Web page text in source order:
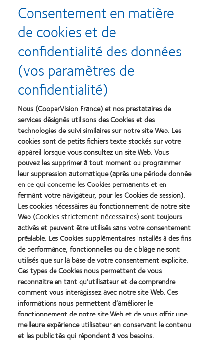
Si j'ai une grande quantité de stock inutilisé à retourner,
comment dois-je procéder ? Malheureusement, nous ne
sommes pas en mesure d'accepter les retours dans ce cas.
REGLEMENTAIRE
Combien de temps le marquage CE sera-t-il valable et
couvrira nos produits après leur arrêt le 31 octobre 2022?
Tous les produits mis sur le marché bénéficieront de la
certification CE actuelle de CooperVision, qui est valable
jusqu'en mai 2024. Ce certificat couvre le produit mis sur le
marché car il aura été fabriqué pendant la période de validité
du certificat.
CooperVision peut décider (ou être tenu) de
révoquer/modifier le certificat avant la date de mai 2024, en
fonction de l'arrêt de la production et des discussions avec
notre organisme certificateur. Cependant, cela n'aura pas
d'impact sur le statut de certification de tout produit déjà
mis sur le marché qui aura été sous un certificat CE valide et
approuvé.
Consentement en matière
de cookies et de
confidentialité des données
(vos paramètres de
confidentialité)
Nous (CooperVision France) et nos prestataires de
services désignés utilisons des Cookies et des
technologies de suivi similaires sur notre site Web. Les
cookies sont de petits fichiers texte stockés sur votre
appareil lorsque vous consultez un site Web. Vous
pouvez les supprimer à tout moment ou programmer
leur suppression automatique (après une période donnée
en ce qui concerne les Cookies permanents et en
fermant votre navigateur, pour les Cookies de session).
Les cookies nécessaires au fonctionnement de notre site
Web (Cookies strictement nécessaires) sont toujours
activés et peuvent être utilisés sans votre consentement
préalable. Les Cookies supplémentaires installés à des fins
de performance, fonctionnelles ou de ciblage ne sont
utilisés que sur la base de votre consentement explicite.
Ces types de Cookies nous permettent de vous
reconnaitre en tant qu’utilisateur et de comprendre
comment vous interagissez avec notre site Web. Ces
informations nous permettent d’améliorer le
fonctionnement de notre site Web et de vous offrir une
meilleure expérience utilisateur en conservant le contenu
et les publicités qui répondent à vos besoins.